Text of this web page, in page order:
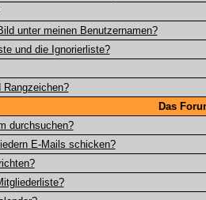
unter meinen Benutzernamen?
und die Ignorierliste?
Das
durchsuchen?
E-Mails schicken?